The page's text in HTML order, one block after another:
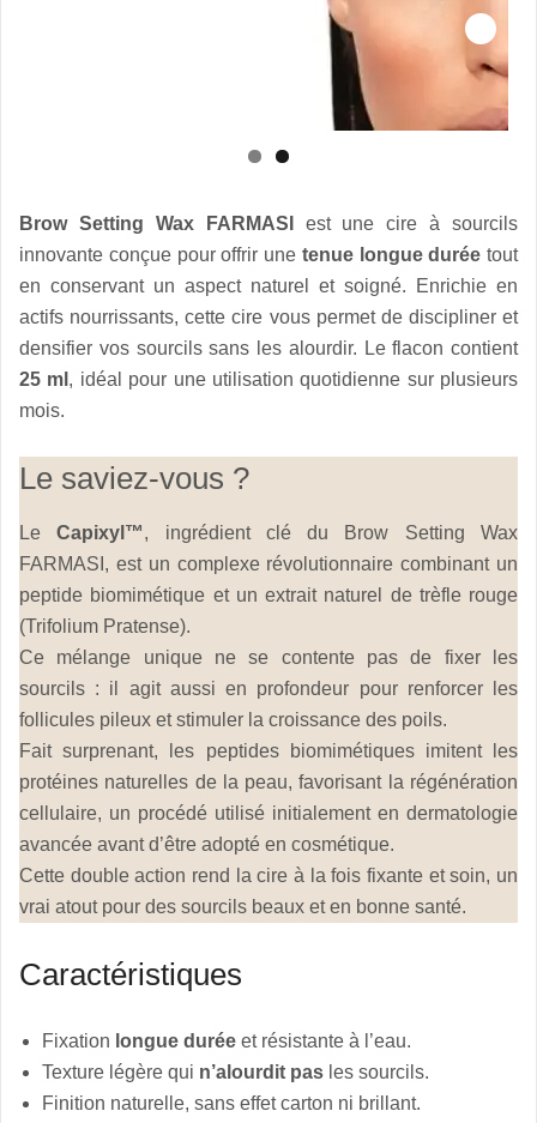
Brow Setting Wax FARMASI
est une cire à sourcils
innovante conçue pour offrir une tenue longue durée tout
en conservant un aspect naturel et soigné. Enrichie en
actifs nourrissants, cette cire vous permet de discipliner et
densifier vos sourcils sans les alourdir. Le flacon contient
25 ml , idéal pour une utilisation quotidienne sur plusieurs
mois.
Le saviez-vous ?
LeCapixyl™, ingrédient clé du Brow Setting Wax
FARMASI, est un complexe révolutionnaire combinant un
peptide biomimétique et un extrait naturel de trèfle rouge
(Trifolium Pratense).
Ce mélange unique ne se contente pas de fixer les
sourcils : il agit aussi en profondeur pour renforcer les
follicules pileux et stimuler la croissance des poils.
Fait surprenant, les peptides biomimétiques imitent les
protéines naturelles de la peau, favorisant la régénération
cellulaire, un procédé utilisé initialement en dermatologie
avancée avant d’être adopté en cosmétique.
Cette double action rend la cire à la fois fixante et soin, un
vrai atout pour des sourcils beaux et en bonne santé.
Caractéristiques
Fixation longue durée et résistante à l’eau.
Texture légère qui n’alourdit pas les sourcils.
Finition naturelle, sans effet carton ni brillant.